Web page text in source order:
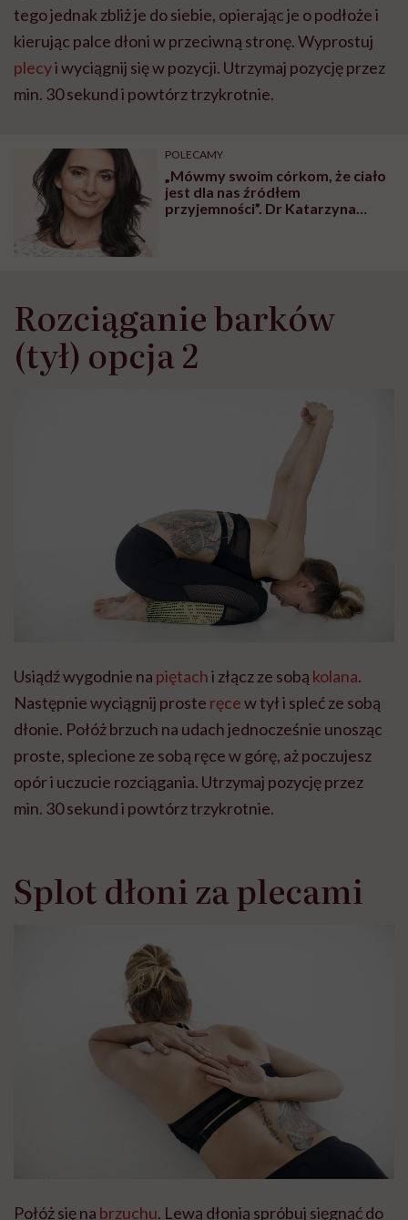
tego jednak zbliż je do siebie, opierając je o podłoże i
kierując palce dłoni w przeciwną stronę. Wyprostuj
plecyi wyciągnij się w pozycji. Utrzymaj pozycję przez
min. 30 sekund i powtórz trzykrotnie.
POLECAMY
„Mówmy swoim córkom, że ciało
jest dla nas źródłem
przyjemności”. Dr Katarzyna
Rozciąganie barków
(tył) opcja 2
Usiądź wygodnie na piętachi złącz ze sobą kolana.
Następnie wyciągnij proste ręcew tył i spleć ze sobą
dłonie. Połóż brzuch na udach jednocześnie unosząc
proste, splecione ze sobą ręce w górę, aż poczujesz
opór i uczucie rozciągania. Utrzymaj pozycję przez
min. 30 sekund i powtórz trzykrotnie.
Splot dłoni za plecami
Połóż się na brzuchu. Lewą dłonią spróbuj sięgnąć do